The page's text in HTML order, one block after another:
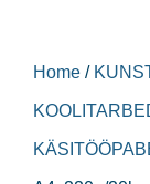
Home /